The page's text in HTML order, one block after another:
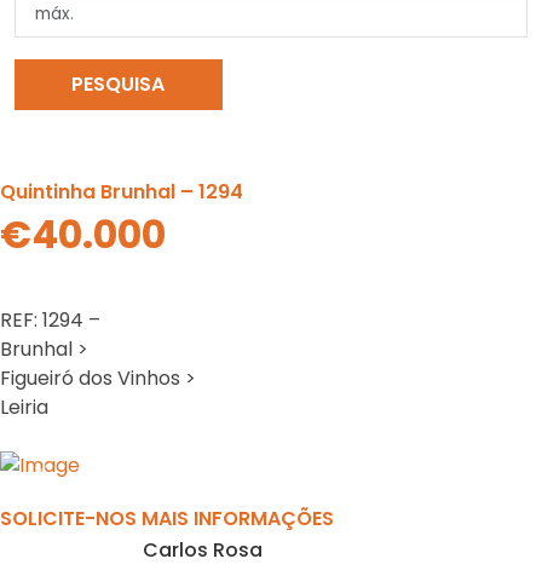
PESQUISA
Quintinha Brunhal – 1294
€40.000
REF: 1294 –
Brunhal >
Figueiró dos Vinhos >
Leiria
Previous
SOLICITE-NOS MAIS INFORMAÇÕES
Carlos Rosa